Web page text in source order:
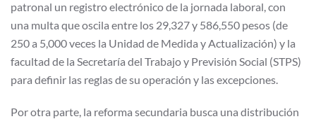
patronal un registro electrónico de la jornada laboral, con
una multa que oscila entre los 29,327 y 586,550 pesos (de
250 a 5,000 veces la Unidad de Medida y Actualización) y la
facultad de la Secretaría del Trabajo y Previsión Social (STPS)
para definir las reglas de su operación y las excepciones.
Por otra parte, la reforma secundaria busca una distribución